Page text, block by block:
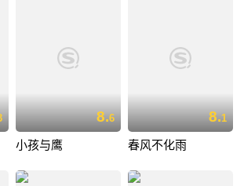
8.6
小孩与鹰
8.1
春风不化雨